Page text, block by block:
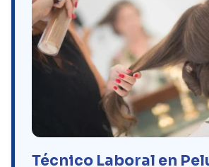
Técnico Laboral en